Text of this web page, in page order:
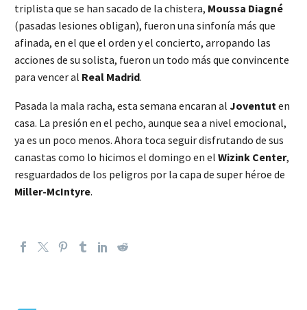
triplista que se han sacado de la chistera, Moussa Diagné
(pasadas lesiones obligan), fueron una sinfonía más que
afinada, en el que el orden y el concierto, arropando las
acciones de su solista, fueron un todo más que convincente
para vencer al Real Madrid.
Pasada la mala racha, esta semana encaran al Joventuten
casa. La presión en el pecho, aunque sea a nivel emocional,
ya es un poco menos. Ahora toca seguir disfrutando de sus
canastas como lo hicimos el domingo en el Wizink Center,
resguardados de los peligros por la capa de super héroe de
Miller-McIntyre.